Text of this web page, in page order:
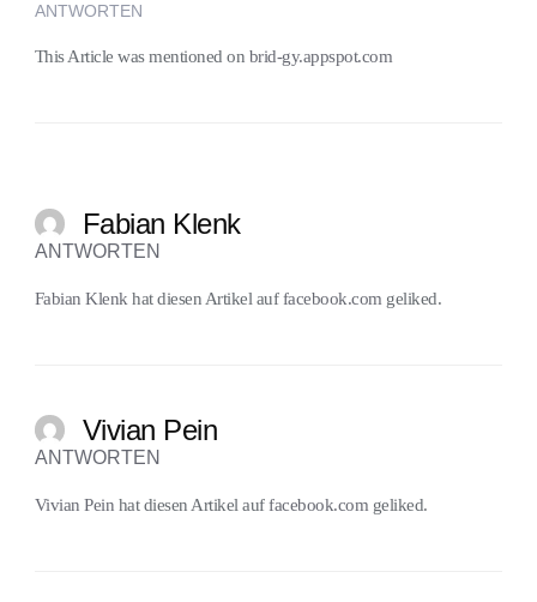
ANTWORTEN
This Article was mentioned on brid-gy.appspot.com
Fabian Klenk
ANTWORTEN
Fabian Klenk hat diesen Artikel auffacebook.com geliked.
Vivian Pein
ANTWORTEN
Vivian Pein hat diesen Artikel auffacebook.com geliked.